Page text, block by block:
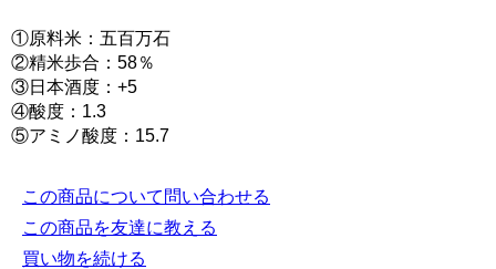
①原料米：五百万石
②精米歩合：58％
③日本酒度：+5
④酸度：1.3
⑤アミノ酸度：15.7
この商品について問い合わせる
この商品を友達に教える
買い物を続ける